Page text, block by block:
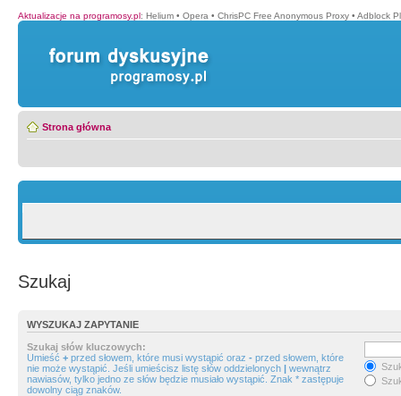
Aktualizacje na programosy.pl: Helium • Opera • ChrisPC Free Anonymous Proxy • Adblock
Strona główna
Szukaj
WYSZUKAJ ZAPYTANIE
Szukaj słów kluczowych:
Umieść + przed słowem, które musi wystąpić oraz - przed słowem, które
nie może wystąpić. Jeśli umieścisz listę słów oddzielonych | wewnątrz
nawiasów, tylko jedno ze słów będzie musiało wystąpić. Znak * zastępuje
dowolny ciąg znaków.